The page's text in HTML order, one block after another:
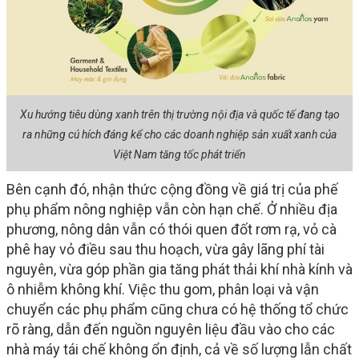
Xu hướng tiêu dùng xanh trên thị trường nội địa và quốc tế đang tạo
ra những cú hích đáng kể cho các doanh nghiệp sản xuất xanh của
Việt Nam tăng tốc phát triển
Bên cạnh đó, nhận thức cộng đồng về giá trị của phế
phụ phẩm nông nghiệp vẫn còn hạn chế. Ở nhiều địa
phương, nông dân vẫn có thói quen đốt rơm rạ, vỏ cà
phê hay vỏ điều sau thu hoạch, vừa gây lãng phí tài
nguyên, vừa góp phần gia tăng phát thải khí nhà kính và
ô nhiễm không khí. Việc thu gom, phân loại và vận
chuyển các phụ phẩm cũng chưa có hệ thống tổ chức
rõ ràng, dẫn đến nguồn nguyên liệu đầu vào cho các
nhà máy tái chế không ổn định, cả về số lượng lẫn chất